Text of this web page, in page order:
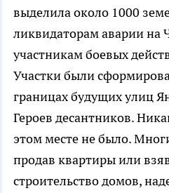
выделила около 1000
ликвидаторам аварии на
участникам боевых
Участки были
границах будущих улиц
Героев десантников.
этом месте не было.
продав квартиры или
строительство домов,